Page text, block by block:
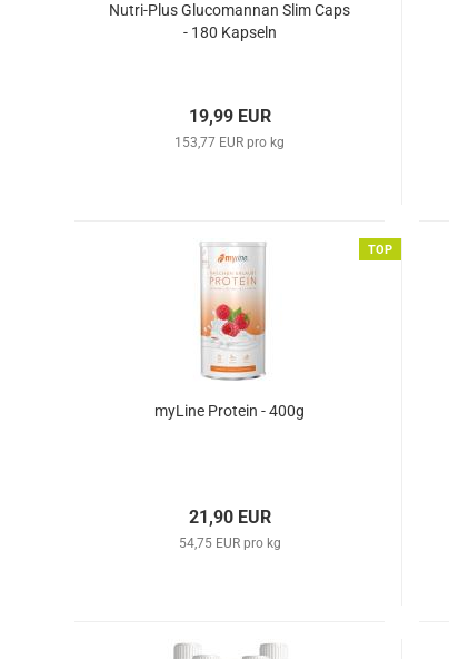
Nutri-Plus Glucomannan Slim Caps
- 180 Kapseln
19,99 EUR
153,77 EUR pro kg
TOP
myLine Protein - 400g
21,90 EUR
54,75 EUR pro kg